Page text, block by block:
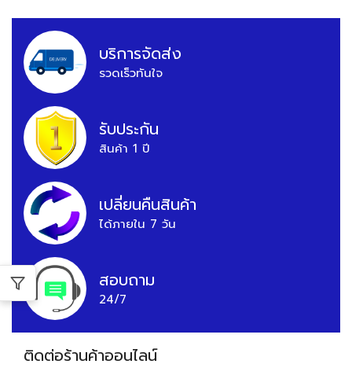
บริการจัดส่ง
รวดเร็วทันใจ
รับประกัน
สินค้า 1 ปี
เปลี่ยนคืนสินค้า
ได้ภายใน 7 วัน
สอบถาม
24/7
ติดต่อร้านค้าออนไลน์